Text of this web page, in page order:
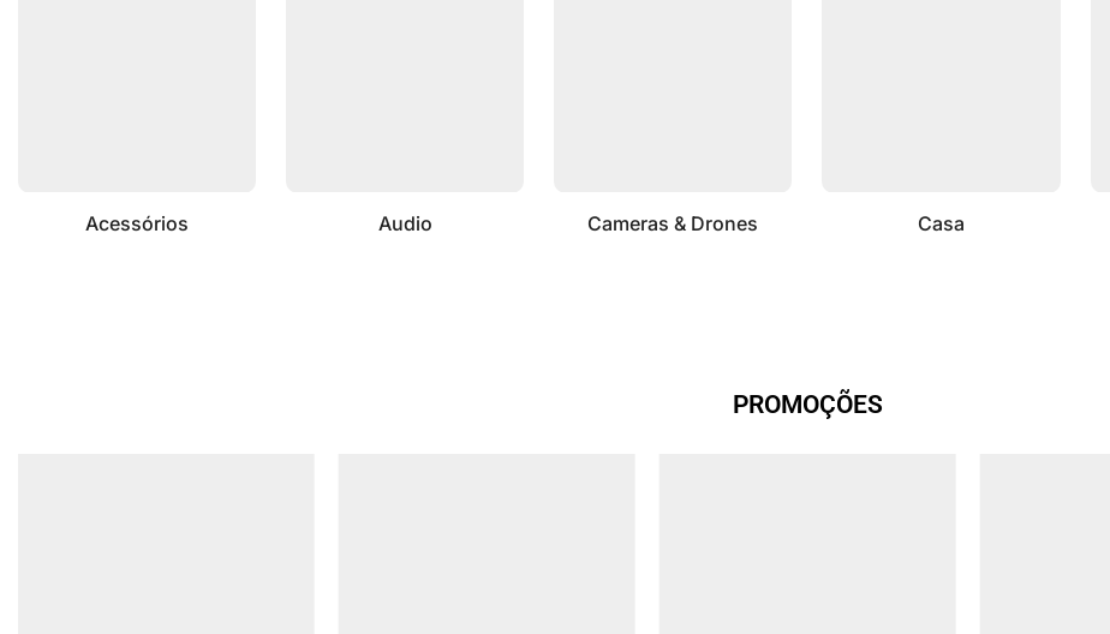
Acessórios Audio Cameras & Drones Casa
PROMOÇÕES